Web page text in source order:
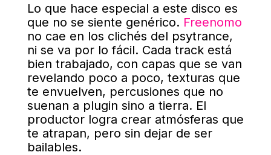
Lo que hace especial a este disco es
que no se siente genérico. Freenomo
no cae en los clichés del psytrance,
ni se va por lo fácil. Cada track está
bien trabajado, con capas que se van
revelando poco a poco, texturas que
te envuelven, percusiones que no
suenan a plugin sino a tierra. El
productor logra crear atmósferas que
te atrapan, pero sin dejar de ser
bailables.